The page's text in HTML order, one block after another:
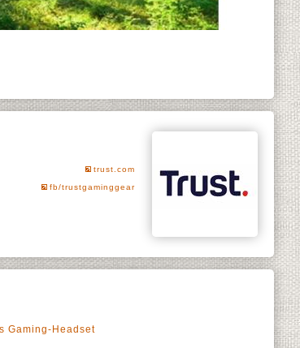
trust.com
fb/trustgaminggear
Gaming-Headset